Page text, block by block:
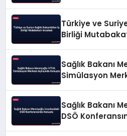
Türkiye ve
Birliği
Sağlık Bakanı
Simülasyon
Sağlık Bakanı
DSÖ